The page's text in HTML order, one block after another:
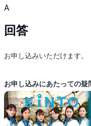
A
回答
お申し込みいただけます。
お申し込みにあたっての疑